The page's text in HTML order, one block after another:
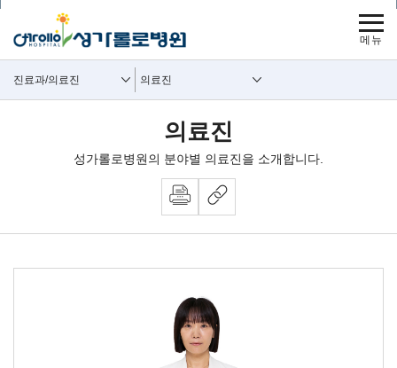
사이트
보조메뉴
진료과/의료진 의료진
의료진
성가롤로병원의 분야별 의료진을 소개합니다.